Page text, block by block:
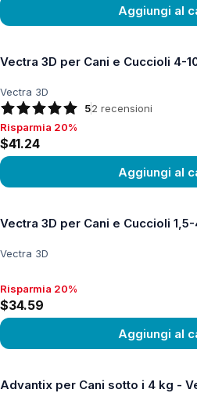
Aggiungi al
Vectra 3D per Cani e Cuccioli 4-
Vectra 3D
52 recensioni
Risparmia 20%, $41.24
Risparmia 20%
$41.24
Aggiungi al
Vectra 3D per Cani e Cuccioli
Vectra 3D
Risparmia 20%, $34.59
Risparmia 20%
$34.59
Aggiungi al
Advantix per Cani sotto i 4 kg -